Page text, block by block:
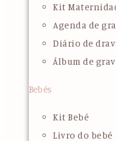
Kit
Agenda de
Diário de
Álbum de
Bebés
Kit Bebé
Livro do bebé